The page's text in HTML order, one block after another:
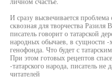
И сразу высвечивается
сквозная для творчества
писатель говорит о татарской
народных обычаев, в сущности -
генофонда. Что будет с
При этом готовых рецептов
-татарского народа, писатель
читателей